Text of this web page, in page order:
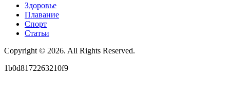
Здоровье
Плавание
Спорт
Статьи
Copyright © 2026. All Rights Reserved.
1b0d8172263210f9